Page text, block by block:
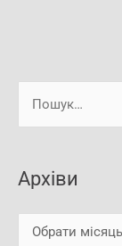
а
т
Архіви